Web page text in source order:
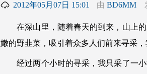
2012年05月07日 15:01 由BD6MM
在深山里，随着春天的到来，山上的
嫩的野韭菜，吸引着众多人们前来寻采，
经过两个小时的寻采，我只采了一小